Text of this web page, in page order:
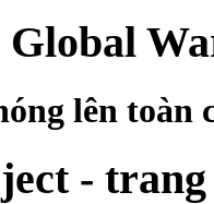
lên toàn
- trang